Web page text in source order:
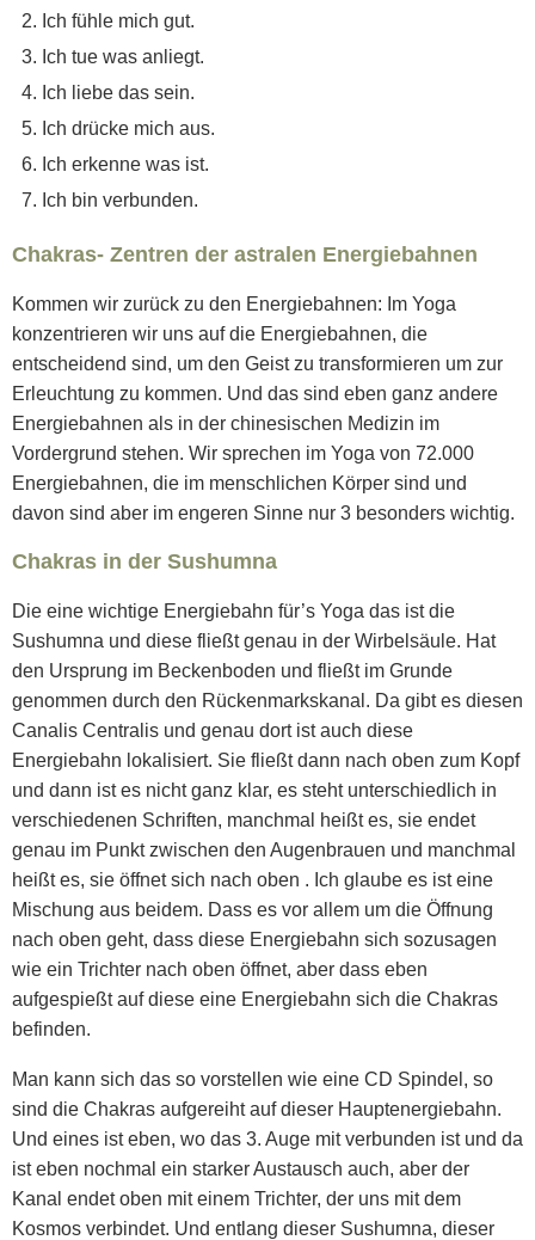
Ich fühle mich gut.
Ich tue was anliegt.
Ich liebe das sein.
Ich drücke mich aus.
Ich erkenne was ist.
Ich bin verbunden.
Chakras- Zentren der astralen Energiebahnen
Kommen wir zurück zu den Energiebahnen: Im Yoga
konzentrieren wir uns auf die Energiebahnen, die
entscheidend sind, um den Geist zu transformieren um zur
Erleuchtung zu kommen. Und das sind eben ganz andere
Energiebahnen als in der chinesischen Medizin im
Vordergrund stehen. Wir sprechen im Yoga von 72.000
Energiebahnen, die im menschlichen Körper sind und
davon sind aber im engeren Sinne nur 3 besonders wichtig.
Chakras in der Sushumna
Die eine wichtige Energiebahn für’s Yoga das ist die
Sushumna und diese fließt genau in der Wirbelsäule. Hat
den Ursprung im Beckenboden und fließt im Grunde
genommen durch den Rückenmarkskanal. Da gibt es diesen
Canalis Centralis und genau dort ist auch diese
Energiebahn lokalisiert. Sie fließt dann nach oben zum Kopf
und dann ist es nicht ganz klar, es steht unterschiedlich in
verschiedenen Schriften, manchmal heißt es, sie endet
genau im Punkt zwischen den Augenbrauen und manchmal
heißt es, sie öffnet sich nach oben . Ich glaube es ist eine
Mischung aus beidem. Dass es vor allem um die Öffnung
nach oben geht, dass diese Energiebahn sich sozusagen
wie ein Trichter nach oben öffnet, aber dass eben
aufgespießt auf diese eine Energiebahn sich die Chakras
befinden.
Man kann sich das so vorstellen wie eine CD Spindel, so
sind die Chakras aufgereiht auf dieser Hauptenergiebahn.
Und eines ist eben, wo das 3. Auge mit verbunden ist und da
ist eben nochmal ein starker Austausch auch, aber der
Kanal endet oben mit einem Trichter, der uns mit dem
Kosmos verbindet. Und entlang dieser Sushumna, dieser